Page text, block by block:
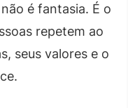
é fantasia. É o
repetem ao
seus valores e o